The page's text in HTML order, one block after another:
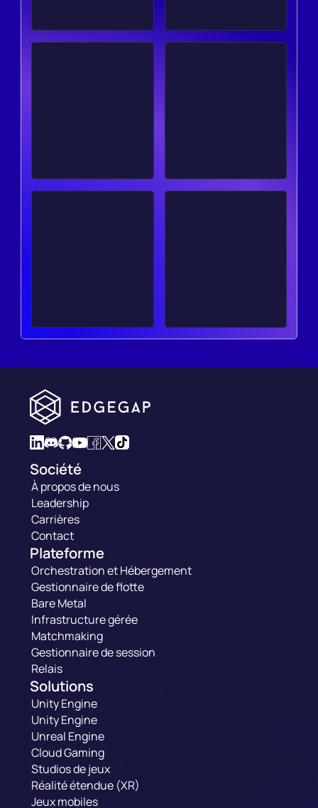
Société
À propos de nous
Leadership
Carrières
Contact
Plateforme
Orchestration et Hébergement
Gestionnaire de flotte
Bare Metal
Infrastructure gérée
Matchmaking
Gestionnaire de session
Relais
Solutions
Unity Engine
Unity Engine
Unreal Engine
Cloud Gaming
Studios de jeux
Réalité étendue (XR)
Jeux mobiles